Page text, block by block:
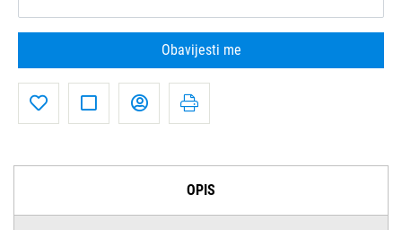
Obavijesti me
OPIS